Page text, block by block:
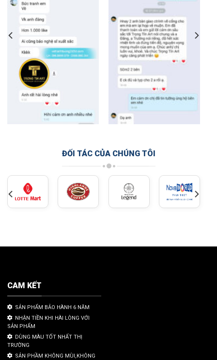
ĐỐI TÁC CỦA CHÚNG TÔI
CAM KẾT
SẢN PHẨM BẢO HÀNH 6 NĂM
NHẬN TIỀN KHI HÀI LÒNG VỚI
SẢN PHẨM
DÙNG MÀU TỐT NHẤT THỊ
TRƯỜNG
SẢN PHẦM KHÔNG MÙI,KHÔNG